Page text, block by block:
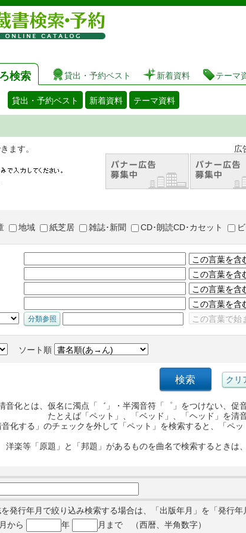
図書館 蔵書検索・予約システム
検索 貸出・予約ベスト 新着資料 テーマ
貸出・予約ベスト 新着資料 テーマ資料
ことができます。 広告(バナー広告等につ
地域 紙芝居 雑誌･新聞 CD･朗読CD･カセット
ソート順
音化とは、仮名に濁点「゛」・半濁音符「゜」をつけない、促
たとえば「ペット」、「ベッド」、「ヘッド」を清
音化する」のチェックを外して「ペット」を検索すると、「ペ
洋楽等「原題」と「邦題」があるものを曲名で検索するときは
発行年月で絞り込み検索する場合は、「出版年月」を「発行年
月から 年 月まで （西暦、半角数字）